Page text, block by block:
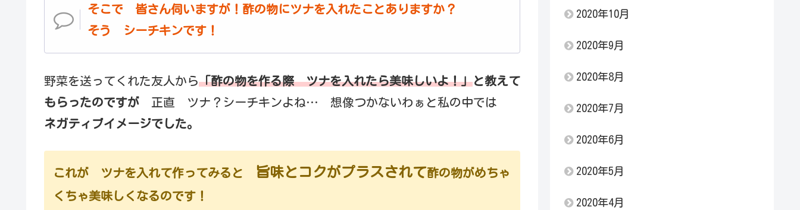
そこで 皆さん伺いますが！酢の物にツナを入れたことありますか？
そう シーチキンです！
野菜を送ってくれた友人から「酢の物を作る際 ツナを入れたら美味しいよ！」と教えて
もらったのですが 正直 ツナ？シーチキンよね… 想像つかないわぁと私の中では
ネガティブイメージでした。
これが ツナを入れて作ってみると 旨味とコクがプラスされて酢の物がめちゃ
くちゃ美味しくなるのです！
2020年10月
2020年9月
2020年8月
2020年7月
2020年6月
2020年5月
2020年4月